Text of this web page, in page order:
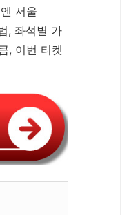
서울
, 좌석별 가
, 이번 티켓